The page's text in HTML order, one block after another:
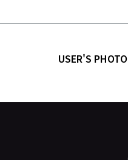
USER'S PHOTO